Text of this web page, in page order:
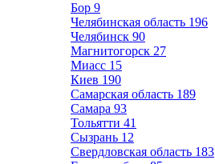
Бор 9
Челябинская область 196
Челябинск 90
Магнитогорск 27
Миасс 15
Киев 190
Самарская область 189
Самара 93
Тольятти 41
Сызрань 12
Свердловская область 183